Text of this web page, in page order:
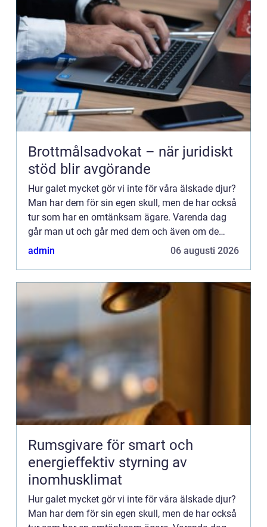
Brottmålsadvokat – när juridiskt
stöd blir avgörande
Hur galet mycket gör vi inte för våra älskade djur?
Man har dem för sin egen skull, men de har också
tur som har en omtänksam ägare. Varenda dag
går man ut och går med dem och även om de
beter sig illa på promenaden så tar man ut dem
admin 06 augusti 2026
Rumsgivare för smart och
energieffektiv styrning av
inomhusklimat
Hur galet mycket gör vi inte för våra älskade djur?
Man har dem för sin egen skull, men de har också